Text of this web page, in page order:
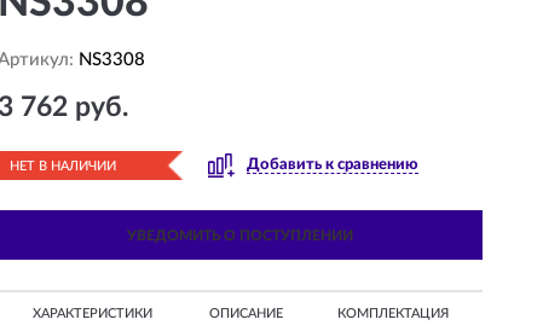
NS3308
3 762 руб.
НЕТ В НАЛИЧИИ Добавить к сравнению
УВЕДОМИТЬ О ПОСТУПЛЕНИИ
ХАРАКТЕРИСТИКИ ОПИСАНИЕ КОМПЛЕКТАЦИЯ